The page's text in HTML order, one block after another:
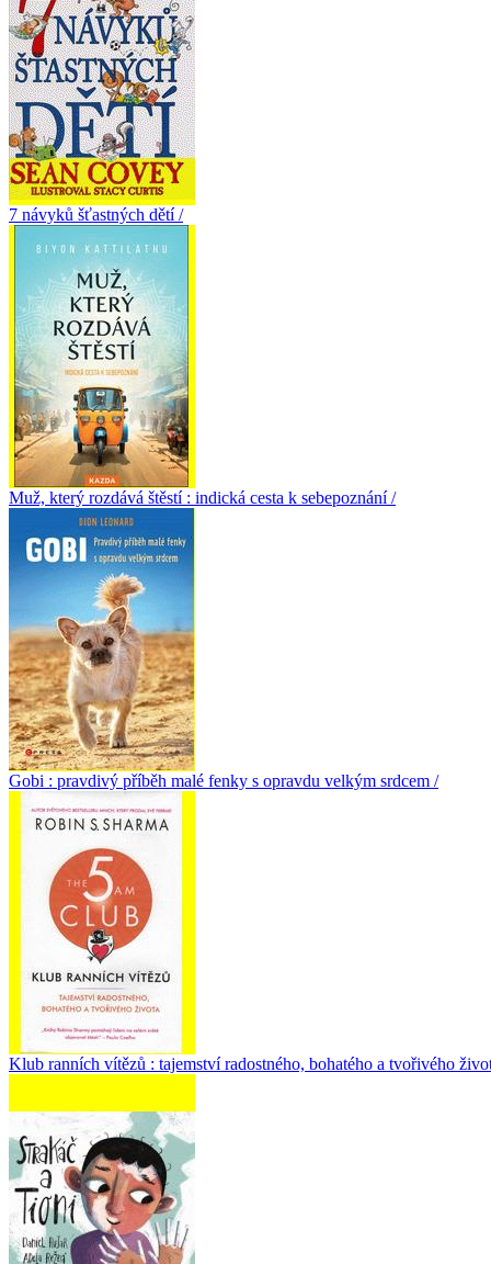
7 návyků šťastných dětí /
Muž, který rozdává štěstí : indická cesta k sebepoznání /
Gobi : pravdivý příběh malé fenky s opravdu velkým srdcem /
Klub ranních vítězů : tajemství radostného, bohatého a tvořivého